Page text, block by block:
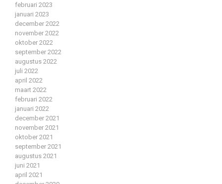
februari 2023
januari 2023
december 2022
november 2022
oktober 2022
september 2022
augustus 2022
juli 2022
april 2022
maart 2022
februari 2022
januari 2022
december 2021
november 2021
oktober 2021
september 2021
augustus 2021
juni 2021
april 2021